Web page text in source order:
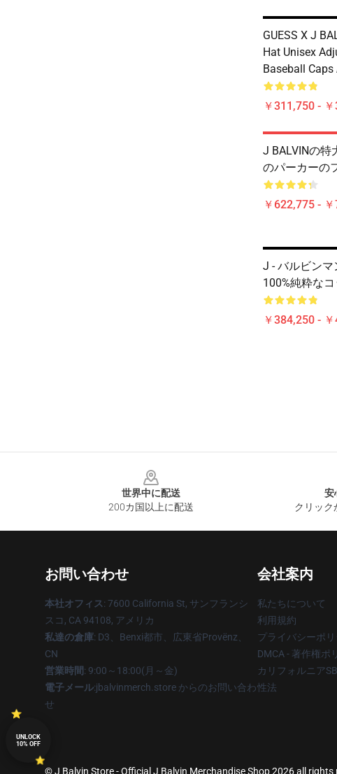
GUESS X J
Hat Unisex
Baseball
￥311,750 -
J BALVINの特
のパーカーの
￥622,775 -
J - バルビン
100%純粋な
￥384,250 -
世界中に配送
200カ国以上に配送
安
クリッ
お問い合わせ
本社オフィス: 7600 California St, サンフランシ
スコ, CA 94108, アメリカ
私達の倉庫: D3、Benxi都市、広東省Provënz、
CN
営業時間: 9:00～18:00(月～金)
電子メール:jbalvinmerch.store からのお問い合わ
せ
会社案内
私たちについて
利用規約
プライバシーポ
DMCA - 著作権ポ
カリフォルニア
性法
© J Balvin Store - Official J Balvin Merchandise Shop 2026 all rights
UNLOCK
10% OFF